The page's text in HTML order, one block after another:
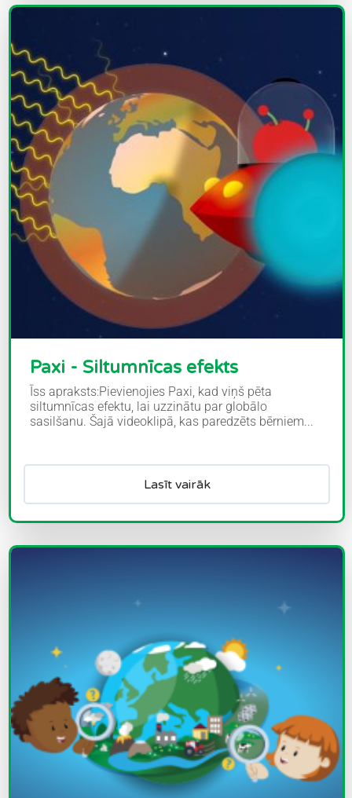
Paxi - Siltumnīcas efekts
Īss apraksts:Pievienojies Paxi, kad viņš pēta
siltumnīcas efektu, lai uzzinātu par globālo
sasilšanu. Šajā videoklipā, kas paredzēts bērniem...
Lasīt vairāk